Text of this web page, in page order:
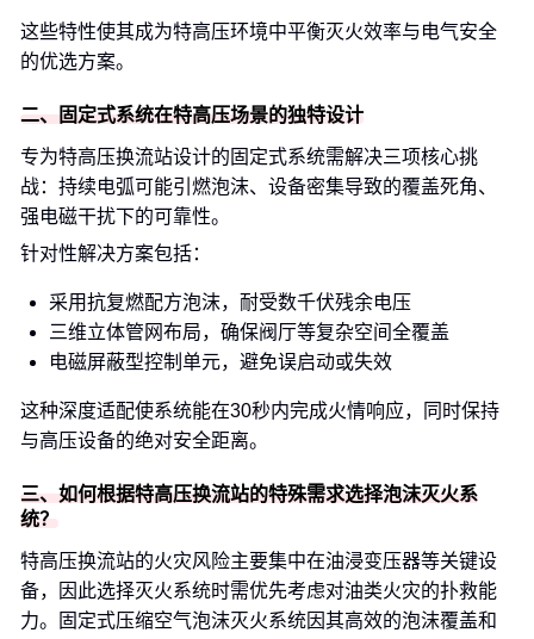
这些特性使其成为特高压环境中平衡灭火效率与电气安全
的优选方案。
二、固定式系统在特高压场景的独特设计
专为特高压换流站设计的固定式系统需解决三项核心挑
战：持续电弧可能引燃泡沫、设备密集导致的覆盖死角、
强电磁干扰下的可靠性。
针对性解决方案包括：
采用抗复燃配方泡沫，耐受数千伏残余电压
三维立体管网布局，确保阀厅等复杂空间全覆盖
电磁屏蔽型控制单元，避免误启动或失效
这种深度适配使系统能在30秒内完成火情响应，同时保持
与高压设备的绝对安全距离。
三、如何根据特高压换流站的特殊需求选择泡沫灭火系
统？
特高压换流站的火灾风险主要集中在油浸变压器等关键设
备，因此选择灭火系统时需优先考虑对油类火灾的扑救能
力。固定式压缩空气泡沫灭火系统因其高效的泡沫覆盖和